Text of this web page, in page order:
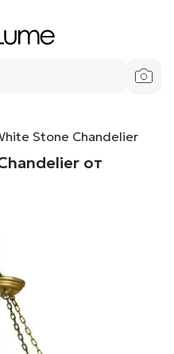
Stone Chandelier
от